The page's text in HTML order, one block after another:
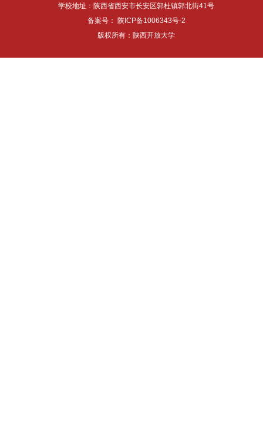
学校地址：陕西省西安市长安区郭杜镇郭北街41号
备案号： 陕ICP备1006343号-2
版权所有：陕西开放大学